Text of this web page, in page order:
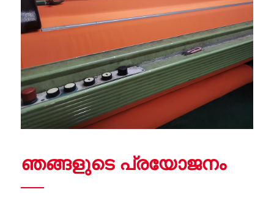
ഞങ്ങളുടെ പ്രയോജനം